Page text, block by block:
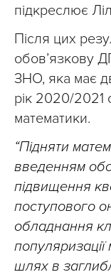
підкреслює
Після цих
обов’язкову
ЗНО, яка має
рік 2020/2021
математики.
“Підняти
введенням
підвищення
поступового
обладнання
популяризації
шлях в